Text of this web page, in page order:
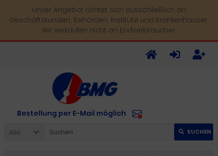
Unser Angebot richtet sich ausschließlich an
Geschäftskunden, Behörden, Institute und Krankenhäuser.
Wir verkaufen nicht an Endverbraucher.
Bestellung per E-Mail möglich
Alle SUCHEN